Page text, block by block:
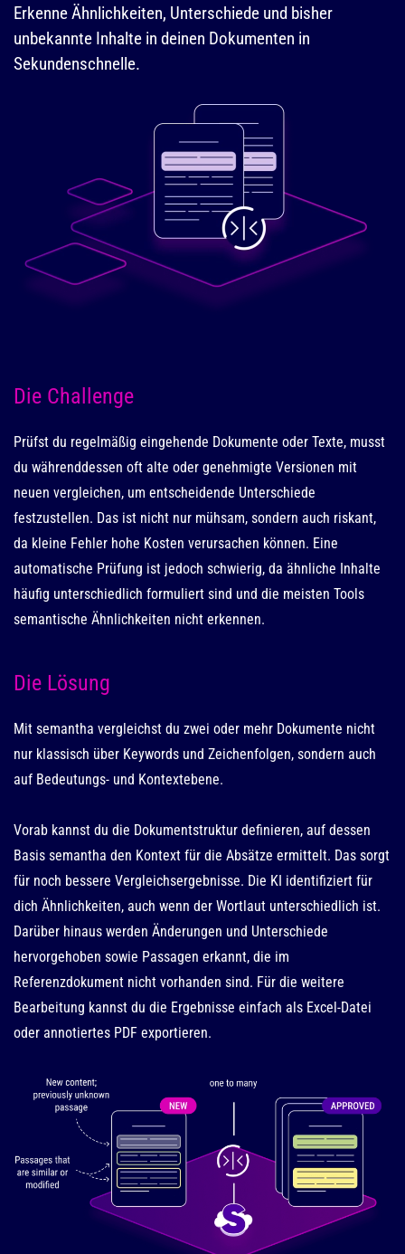
Erkenne Ähnlichkeiten, Unterschiede und bisher
unbekannte Inhalte in deinen Dokumenten in
Sekundenschnelle.
Die Challenge
Prüfst du regelmäßig eingehende Dokumente oder Texte, musst
du währenddessen oft alte oder genehmigte Versionen mit
neuen vergleichen, um entscheidende Unterschiede
festzustellen. Das ist nicht nur mühsam, sondern auch riskant,
da kleine Fehler hohe Kosten verursachen können. Eine
automatische Prüfung ist jedoch schwierig, da ähnliche Inhalte
häufig unterschiedlich formuliert sind und die meisten Tools
semantische Ähnlichkeiten nicht erkennen.
Die Lösung
Mit semantha vergleichst du zwei oder mehr Dokumente nicht
nur klassisch über Keywords und Zeichenfolgen, sondern auch
auf Bedeutungs- und Kontextebene.
Vorab kannst du die Dokumentstruktur definieren, auf dessen
Basis semantha den Kontext für die Absätze ermittelt. Das sorgt
für noch bessere Vergleichsergebnisse. Die KI identifiziert für
dich Ähnlichkeiten, auch wenn der Wortlaut unterschiedlich ist.
Darüber hinaus werden Änderungen und Unterschiede
hervorgehoben sowie Passagen erkannt, die im
Referenzdokument nicht vorhanden sind. Für die weitere
Bearbeitung kannst du die Ergebnisse einfach als Excel-Datei
oder annotiertes PDF exportieren.